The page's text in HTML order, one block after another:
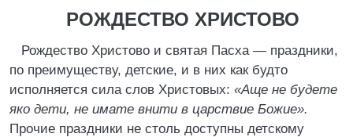
РОЖДЕСТВО ХРИСТОВО
Рождество Христово и святая Пасха — праздники,
по преимуществу, детские, и в них как будто
исполняется сила слов Христовых: «Аще не будете
яко дети, не имате внити в царствие Божие».
Прочие праздники не столь доступны детскому